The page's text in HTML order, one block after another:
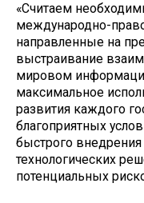
«Считаем
международно-
направленные на
выстраивание
мировом
максимальное
развития каждого
благоприятных
быстрого
технологических
потенциальных